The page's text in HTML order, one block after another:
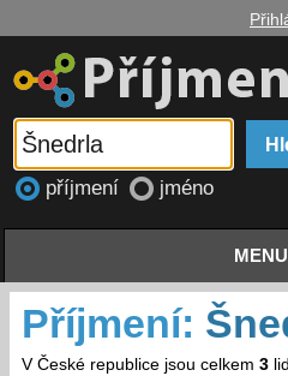
příjmení jméno
Příjmení:
V České republice jsou celkem 3